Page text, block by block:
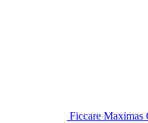
Ficcare